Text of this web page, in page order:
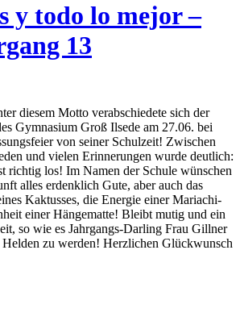
y todo lo mejor –
13
diesem Motto verabschiedete sich der
Gymnasium Groß Ilsede am 27.06. bei
von seiner Schulzeit! Zwischen
und vielen Erinnerungen wurde deutlich:
richtig los! Im Namen der Schule wünschen
alles erdenklich Gute, aber auch das
Kaktusses, die Energie einer Mariachi-
einer Hängematte! Bleibt mutig und ein
so wie es Jahrgangs-Darling Frau Gillner
Helden zu werden! Herzlichen Glückwunsch